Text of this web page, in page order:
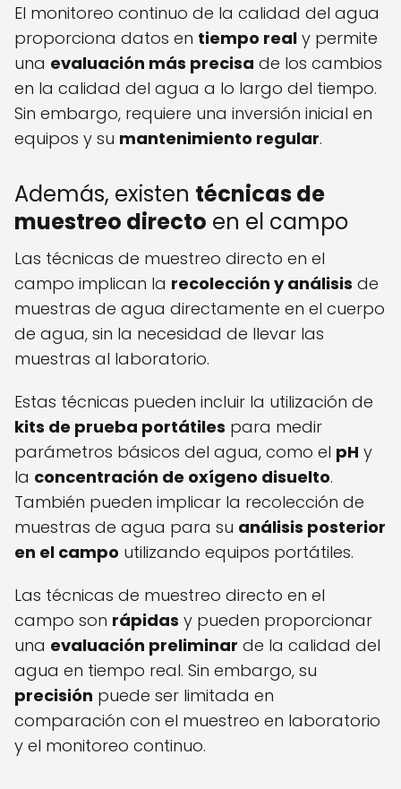
El monitoreo continuo de la calidad del agua
proporciona datos en tiempo real y permite
una evaluación más precisa de los cambios
en la calidad del agua a lo largo del tiempo.
Sin embargo, requiere una inversión inicial en
equipos y su mantenimiento regular.
Además, existen técnicas de
muestreo directo en el campo
Las técnicas de muestreo directo en el
campo implican la recolección y análisis de
muestras de agua directamente en el cuerpo
de agua, sin la necesidad de llevar las
muestras al laboratorio.
Estas técnicas pueden incluir la utilización de
kits de prueba portátiles para medir
parámetros básicos del agua, como el pH y
la concentración de oxígeno disuelto.
También pueden implicar la recolección de
muestras de agua para su análisis posterior
en el campo utilizando equipos portátiles.
Las técnicas de muestreo directo en el
campo son rápidas y pueden proporcionar
una evaluación preliminar de la calidad del
agua en tiempo real. Sin embargo, su
precisión puede ser limitada en
comparación con el muestreo en laboratorio
y el monitoreo continuo.